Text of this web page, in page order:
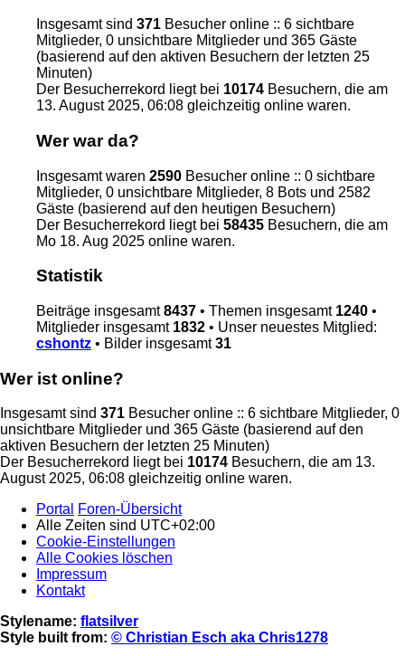
Insgesamt sind 371 Besucher online :: 6 sichtbare
Mitglieder, 0 unsichtbare Mitglieder und 365 Gäste
(basierend auf den aktiven Besuchern der letzten 25
Minuten)
Der Besucherrekord liegt bei 10174 Besuchern, die am
13. August 2025, 06:08 gleichzeitig online waren.
Wer war da?
Insgesamt waren 2590 Besucher online :: 0 sichtbare
Mitglieder, 0 unsichtbare Mitglieder, 8 Bots und 2582
Gäste (basierend auf den heutigen Besuchern)
Der Besucherrekord liegt bei 58435 Besuchern, die am
Mo 18. Aug 2025 online waren.
Statistik
Beiträge insgesamt8437 • Themen insgesamt 1240 •
Mitglieder insgesamt 1832 • Unser neuestes Mitglied:
cshontz • Bilder insgesamt31
Wer ist online?
Insgesamt sind 371 Besucher online :: 6 sichtbare Mitglieder, 0
unsichtbare Mitglieder und 365 Gäste (basierend auf den
aktiven Besuchern der letzten 25 Minuten)
Der Besucherrekord liegt bei 10174 Besuchern, die am 13.
August 2025, 06:08 gleichzeitig online waren.
Portal Foren-Übersicht
Alle Zeiten sind UTC+02:00
Cookie-Einstellungen
Alle Cookies löschen
Impressum
Kontakt
Stylename: flatsilver
Style built from: © Christian Esch aka Chris1278